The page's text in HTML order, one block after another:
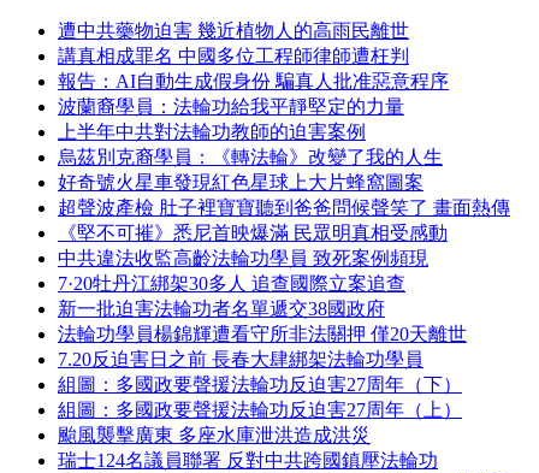
遭中共藥物迫害 幾近植物人的高雨民離世
講真相成罪名 中國多位工程師律師遭枉判
報告：AI自動生成假身份 騙真人批准惡意程序
波蘭裔學員：法輪功給我平靜堅定的力量
上半年中共對法輪功教師的迫害案例
烏茲別克裔學員：《轉法輪》改變了我的人生
好奇號火星車發現紅色星球上大片蜂窩圖案
超聲波產檢 肚子裡寶寶聽到爸爸問候聲笑了 畫面熱傳
《堅不可摧》悉尼首映爆滿 民眾明真相受感動
中共違法收監高齡法輪功學員 致死案例頻現
7·20牡丹江綁架30多人 追查國際立案追查
新一批迫害法輪功者名單遞交38國政府
法輪功學員楊錦輝遭看守所非法關押 僅20天離世
7.20反迫害日之前 長春大肆綁架法輪功學員
組圖：多國政要聲援法輪功反迫害27周年（下）
組圖：多國政要聲援法輪功反迫害27周年（上）
颱風襲擊廣東 多座水庫泄洪造成洪災
瑞士124名議員聯署 反對中共跨國鎮壓法輪功